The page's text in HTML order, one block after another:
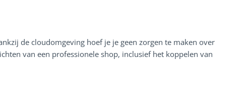
de cloudomgeving hoef je je geen zorgen te maken over
van een professionele shop, inclusief het koppelen van